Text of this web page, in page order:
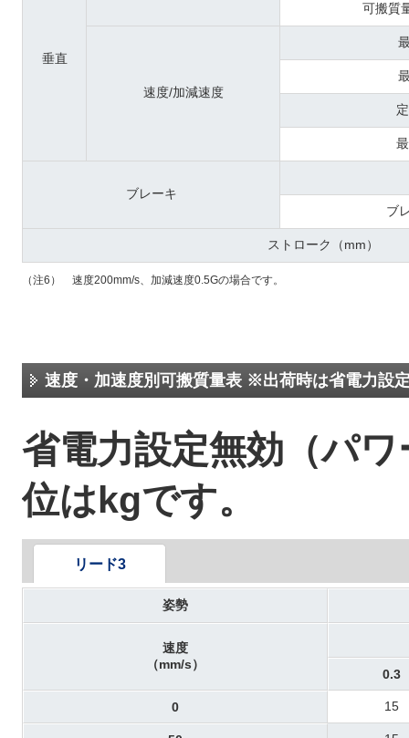
垂直
可搬質
速度/加減速度
ブレーキ
ブ
ストローク（mm）
（注6） 速度200mm/s、加減速度0.5Gの場合です。
速度・加速度別可搬質量表 ※出荷時は省電力設
省電力設定無効（パ
位はkgです。
リード3
姿勢
速度
（mm/s）
0.3
0 15